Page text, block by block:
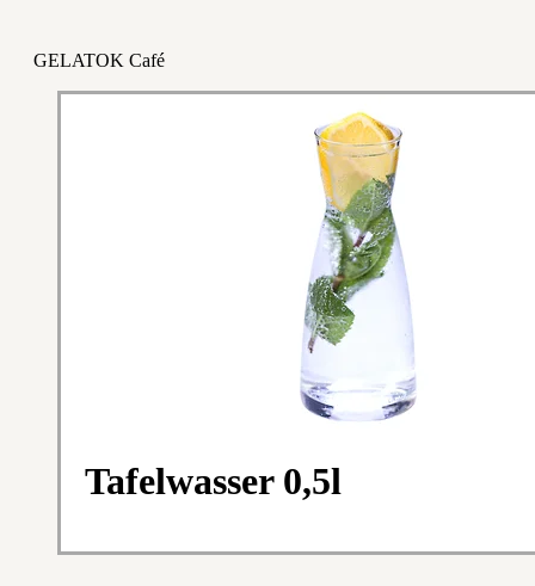
GELATOK Café
Tafelwasser 0,5l